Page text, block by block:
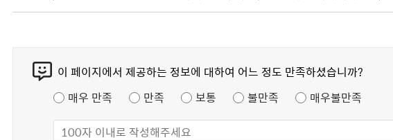
이 페이지에서 제공하는 정보에 대하여 어느 정도 만족하셨습니까?
매우 만족
만족 보통 불만족 매우불만족